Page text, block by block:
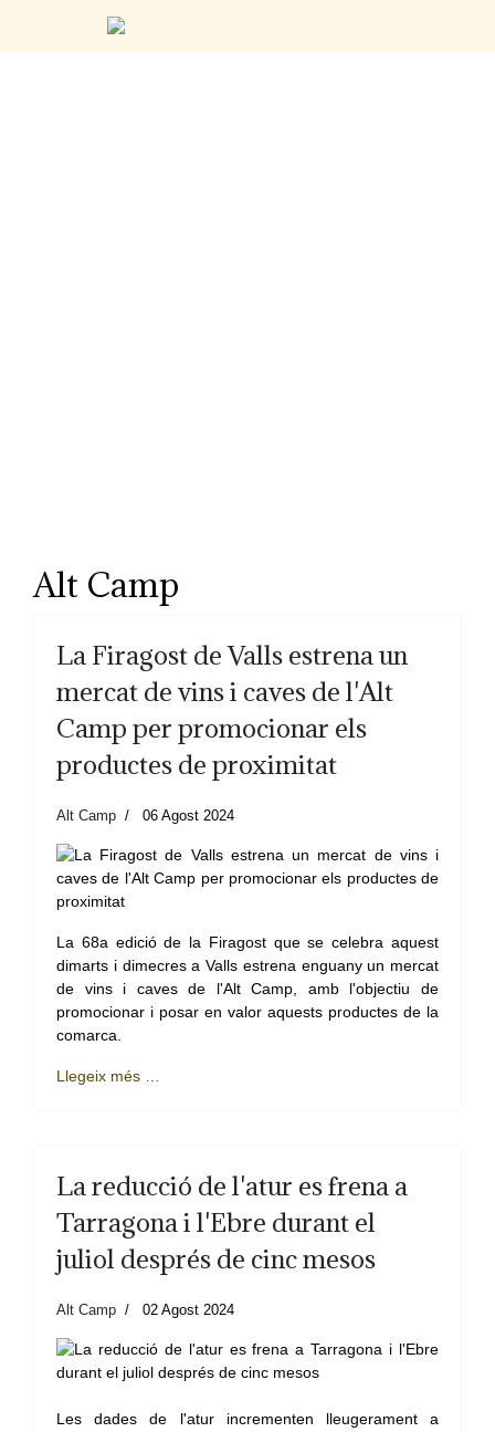
Alt Camp
La Firagost de Valls estrena un
mercat de vins i caves de l'Alt
Camp per promocionar els
productes de proximitat
Alt Camp 06 Agost 2024
La 68a edició de la Firagost que se celebra aquest
dimarts i dimecres a Valls estrena enguany un mercat
de vins i caves de l'Alt Camp, amb l'objectiu de
promocionar i posar en valor aquests productes de la
comarca.
Llegeix més …
La reducció de l'atur es frena a
Tarragona i l'Ebre durant el
juliol després de cinc mesos
Alt Camp 02 Agost 2024
Les dades de l'atur incrementen lleugerament a